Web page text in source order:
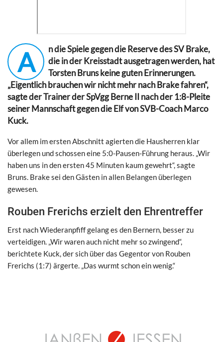
A
n die Spiele gegen die Reserve des SV Brake,
die in der Kreisstadt ausgetragen werden, hat
Torsten Bruns keine guten Erinnerungen.
„Eigentlich brauchen wir nicht mehr nach Brake fahren“,
sagte der Trainer der SpVgg Berne II nach der 1:8-Pleite
seiner Mannschaft gegen die Elf von SVB-Coach Marco
Kuck.
Vor allem im ersten Abschnitt agierten die Hausherren klar
überlegen und schossen eine 5:0-Pausen-Führung heraus. „Wir
haben uns in den ersten 45 Minuten kaum gewehrt“, sagte
Bruns. Brake sei den Gästen in allen Belangen überlegen
gewesen.
Rouben Frerichs erzielt den Ehrentreffer
Erst nach Wiederanpfiff gelang es den Bernern, besser zu
verteidigen. „Wir waren auch nicht mehr so zwingend“,
berichtete Kuck, der sich über das Gegentor von Rouben
Frerichs (1:7) ärgerte. „Das wurmt schon ein wenig.“